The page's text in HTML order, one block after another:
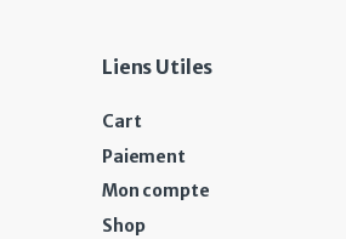
Liens Utiles
Cart
Paiement
Mon compte
Shop